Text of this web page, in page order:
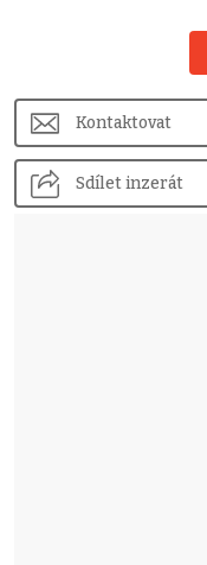
Kontaktovat
Sdílet inzerát